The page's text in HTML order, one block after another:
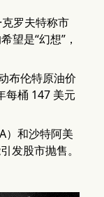
罗夫特称市
望是“幻想”，
布伦特原油价
每桶 147 美元
）和沙特阿美
发股市抛售。